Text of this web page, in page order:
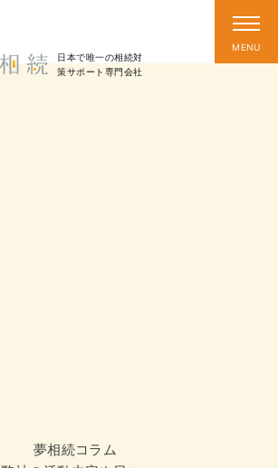
日本で唯一の相続対
策サポート 専門会社
夢相続コラム